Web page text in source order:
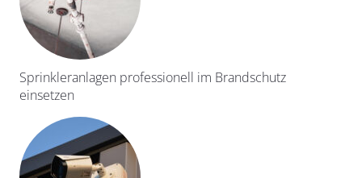
Sprinkleranlagen professionell im Brandschutz
einsetzen